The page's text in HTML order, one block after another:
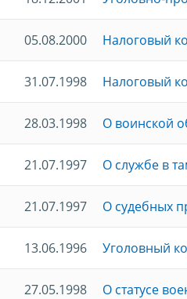
05.08.2000 Налоговый
31.07.1998 Налоговый
28.03.1998 О воинской
21.07.1997 О службе в
21.07.1997 О судебных
13.06.1996 Уголовный
27.05.1998 О статусе